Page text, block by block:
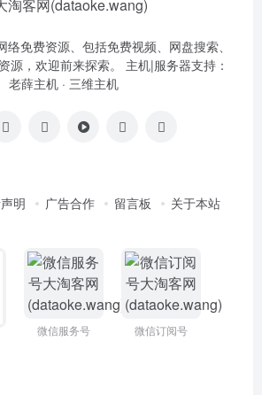
络免费资源、包括免费视频、网盘搜索、
源，欢迎前来探索。 主机|服务器支持：
老薛主机 · 三维主机
明 广告合作 留言板 关于本站
微信服务号 微信订阅号